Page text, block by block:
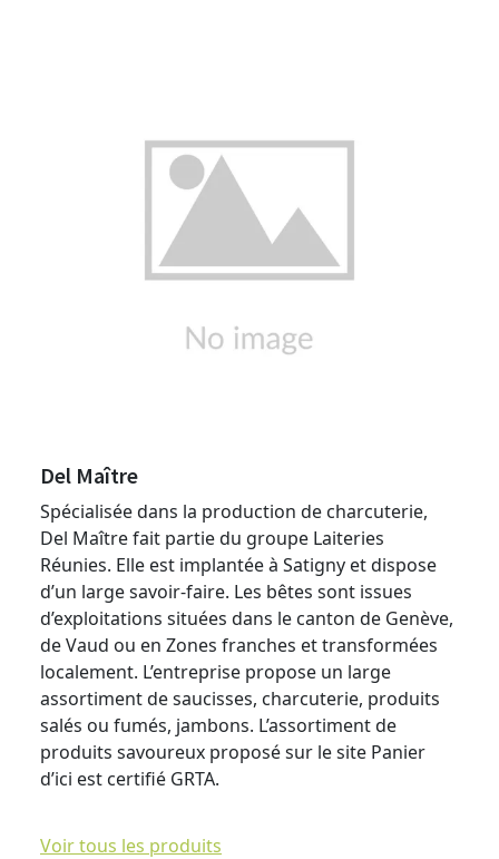
Del Maître
Spécialisée dans la production de charcuterie,
Del Maître fait partie du groupe Laiteries
Réunies. Elle est implantée à Satigny et dispose
d’un large savoir-faire. Les bêtes sont issues
d’exploitations situées dans le canton de Genève,
de Vaud ou en Zones franches et transformées
localement. L’entreprise propose un large
assortiment de saucisses, charcuterie, produits
salés ou fumés, jambons. L’assortiment de
produits savoureux proposé sur le site Panier
d’ici est certifié GRTA.
Voir tous les produits